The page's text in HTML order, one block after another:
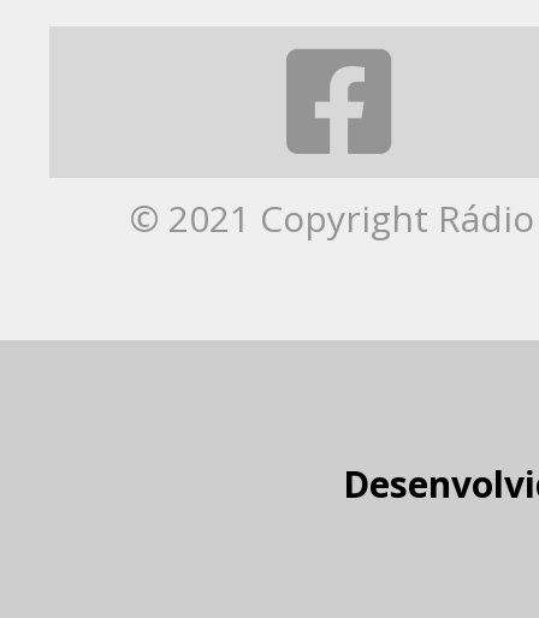
© 2021 Copyright